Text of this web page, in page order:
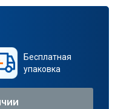
Бесплатная
упаковка